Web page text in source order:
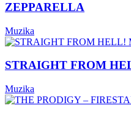
ZEPPARELLA
Muzika
STRAIGHT FROM
Muzika